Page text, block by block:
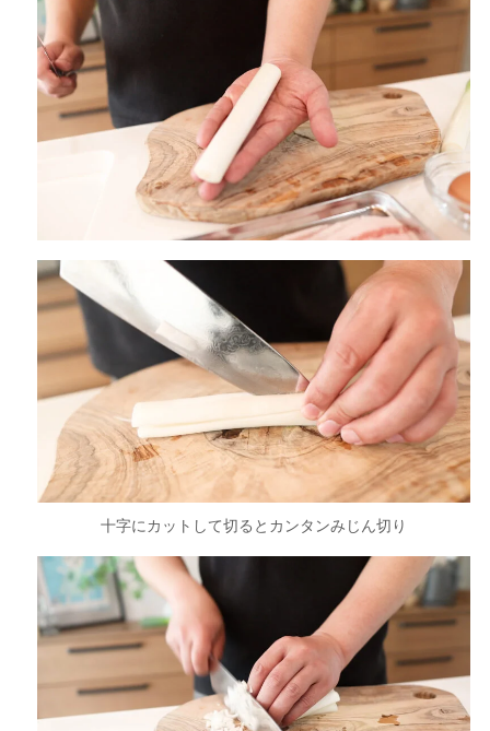
十字にカットして切るとカンタンみじん切り